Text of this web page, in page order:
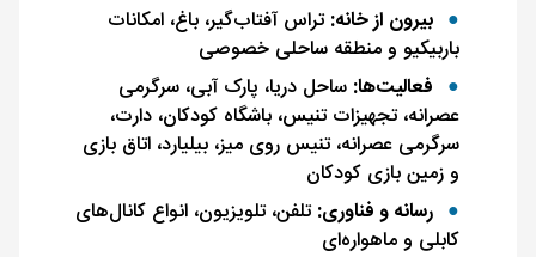
بیرون از خانه:تراس آفتاب‌گیر، باغ، امکانات
باربیکیو و منطقه ساحلی خصوصی
فعالیت‌ها: ساحل دریا، پارک آبی، سرگرمی
عصرانه، تجهیزات تنیس، باشگاه کودکان، دارت،
سرگرمی عصرانه، تنیس روی میز، بیلیارد، اتاق بازی
و زمین بازی کودکان
رسانه و فناوری:تلفن، تلویزیون، انواع کانال‌های
کابلی و ماهواره‌ای